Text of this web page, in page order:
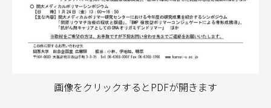
画像をクリックするとPDFが開きます